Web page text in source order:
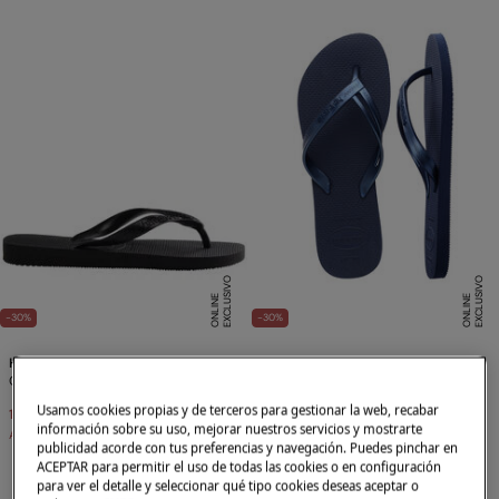
-30% E
X
C
L
U
SI
V
O
O
N
LI
N
E
Havaianas
Chanclas Hav. Top
15,39 € 21,99 €
Ahorras6,60 €
-30% E
X
C
L
U
SI
V
O
O
N
LI
N
E
Havaianas
13,99 € 19,99 €
Ahorras6,00 €
Usamos cookies propias y de terceros para gestionar la web, recabar
información sobre su uso, mejorar nuestros servicios y mostrarte
publicidad acorde con tus preferencias y navegación. Puedes pinchar en
ACEPTAR para permitir el uso de todas las cookies o en configuración
para ver el detalle y seleccionar qué tipo cookies deseas aceptar o